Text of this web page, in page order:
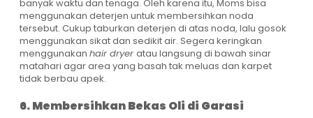
banyak waktu dan tenaga. Oleh karena itu, Moms bisa
menggunakan deterjen untuk membersihkan noda
tersebut. Cukup taburkan deterjen di atas noda, lalu gosok
menggunakan sikat dan sedikit air. Segera keringkan
menggunakan hair dryer atau langsung di bawah sinar
matahari agar area yang basah tak meluas dan karpet
tidak berbau apek.
6. Membersihkan Bekas Oli di Garasi